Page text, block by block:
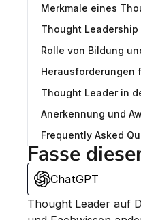
Merkmale eines
Thought
Rolle von Bildung
Herausforderungen
Thought Leader in
Anerkennung und
Frequently Asked
Fasse
ChatGPT
Thought Leader auf